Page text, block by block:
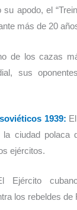
apodo, el
más de 20
de los cazas
sus
1939:
ciudad polaca
ejércitos.
Ejército
los rebeldes de